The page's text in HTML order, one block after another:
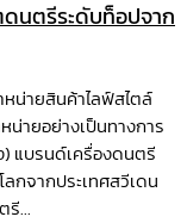
นตรีระดับท็อปจาก
หน่ายสินค้าไลฟ์สไตล์
น่ายอย่างเป็นทางการ
) แบรนด์เครื่องดนตรี
กจากประเทศสวีเดน
...